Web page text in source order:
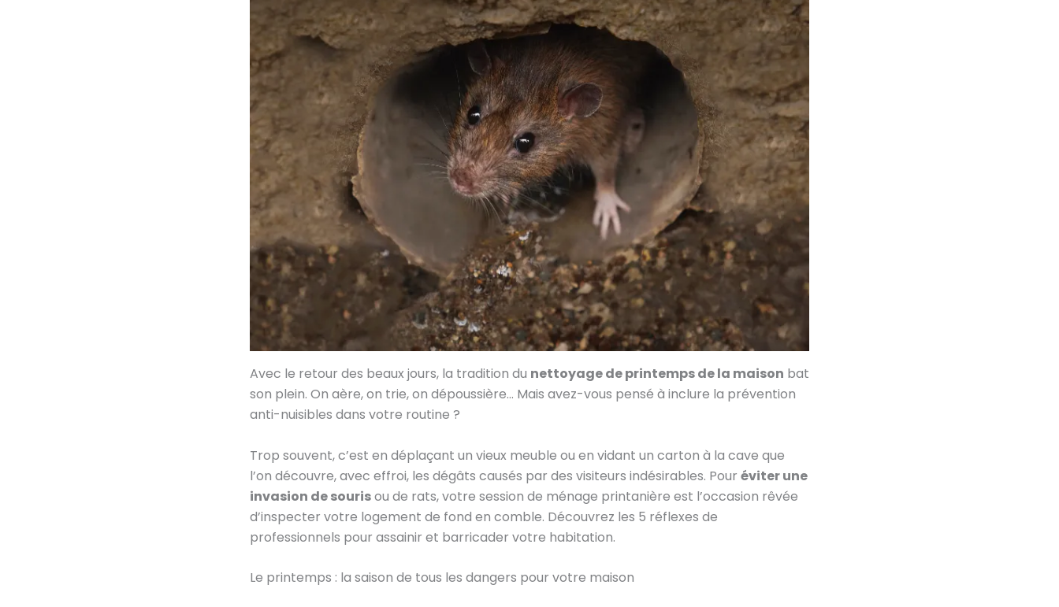
Avec le retour des beaux jours, la tradition du nettoyage de printemps de la maison bat
son plein. On aère, on trie, on dépoussière… Mais avez-vous pensé à inclure la prévention
anti-nuisibles dans votre routine ?
Trop souvent, c’est en déplaçant un vieux meuble ou en vidant un carton à la cave que
l’on découvre, avec effroi, les dégâts causés par des visiteurs indésirables. Pour éviter une
invasion de sourisou de rats, votre session de ménage printanière est l’occasion rêvée
d’inspecter votre logement de fond en comble. Découvrez les 5 réflexes de
professionnels pour assainir et barricader votre habitation.
Le printemps : la saison de tous les dangers pour votre maison